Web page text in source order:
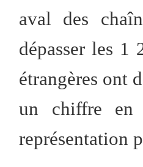
aval des
dépasser les 1
étrangères ont
un chiffre en
représentation